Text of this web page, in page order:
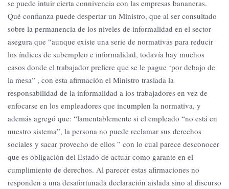
se puede intuir cierta connivencia con las empresas bananeras.
Qué confianza puede despertar un Ministro, que al ser consultado
sobre la permanencia de los niveles de informalidad en el sector
asegura que “aunque existe una serie de normativas para reducir
los índices de subempleo e informalidad, todavía hay muchos
casos donde el trabajador prefiere que se le pague ‘por debajo de
la mesa” , con esta afirmación el Ministro traslada la
responsabilidad de la informalidad a los trabajadores en vez de
enfocarse en los empleadores que incumplen la normativa, y
además agregó que: “lamentablemente si el empleado “no está en
nuestro sistema”, la persona no puede reclamar sus derechos
sociales y sacar provecho de ellos ” con lo cual parece desconocer
que es obligación del Estado de actuar como garante en el
cumplimiento de derechos. Al parecer estas afirmaciones no
responden a una desafortunada declaración aislada sino al discurso